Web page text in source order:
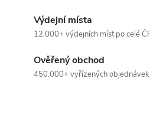
Výdejní místa
12.000+ výdejních míst po celé
Ověřený obchod
450.000+ vyřízených objednávek.